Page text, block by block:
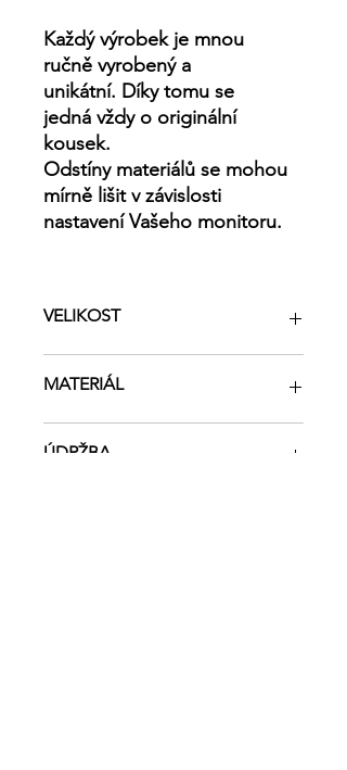
Každý výrobek je mnou
ručně vyrobený a
unikátní. Díky tomu se
jedná vždy o originální
kousek.
Odstíny materiálů se mohou
mírně lišit v závislosti
nastavení Vašeho monitoru.
VELIKOST
Šířka 12 cm
MATERIÁL
Zavírání na dřevěný korálek nebo
ÚDRŽBA